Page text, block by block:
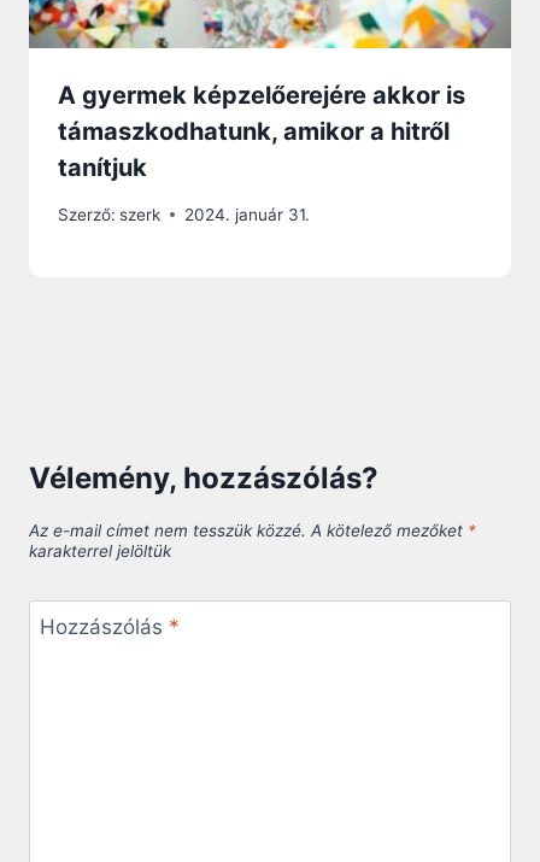
A gyermek képzelőerejére akkor is
támaszkodhatunk, amikor a hitről
tanítjuk
Szerző: szerk 2024. január 31.
Vélemény, hozzászólás?
Az e-mail címet nem tesszük közzé. A kötelező mezőket *
karakterrel jelöltük
Hozzászólás *